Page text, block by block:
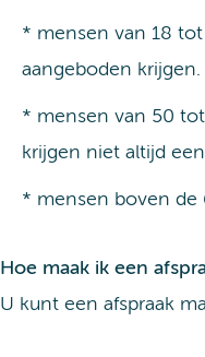
* mensen van 18
aangeboden
* mensen van 50
krijgen niet altijd
* mensen boven de
Hoe maak ik een
U kunt een afspraak